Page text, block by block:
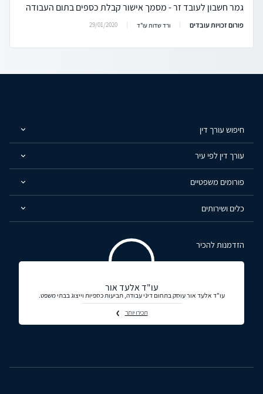
גמר חשבון לעובד זר - מסמך אישור קבלת כספים בתום העבודה
פורום זכויות עובדים ורד שדות עו"ד 29/01/2020
חיפוש עורך דין
עורך דין לפי עיר
פורומים משפטיים
כלים ושירותים
הזדמנות להכיר
עו"ד אלעד אור
עו"ד אלעד אור עוסק בתחום דיני עבודה, תביעות כספיות וייצוג בבתי משפט.
תכירו יותר